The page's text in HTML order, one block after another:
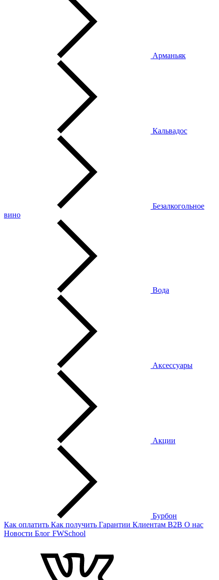
Арманьяк
Кальвадос
Безалкогольное
вино
Вода
Аксессуары
Акции
Бурбон
Как оплатить Как получить Гарантии Клиентам B2B О нас
Новости Блог FWSchool